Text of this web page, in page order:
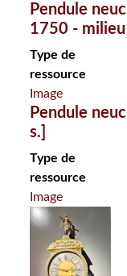
Pendule
1750 - milieu
Type de
ressource
Image
Pendule
s.]
Type de
ressource
Image